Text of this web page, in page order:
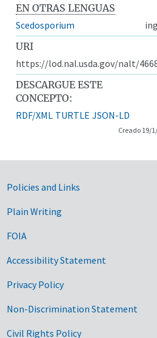
EN OTRAS LENGUAS
Scedosporium
URI
https://lod.nal.usda.gov/nalt/
DESCARGUE ESTE
CONCEPTO:
RDF/XML TURTLE JSON-LD
Creado 19/
Government Links
Policies and Links
Plain Writing
FOIA
Accessibility Statement
Privacy Policy
Non-Discrimination Statement
Civil Rights Policy